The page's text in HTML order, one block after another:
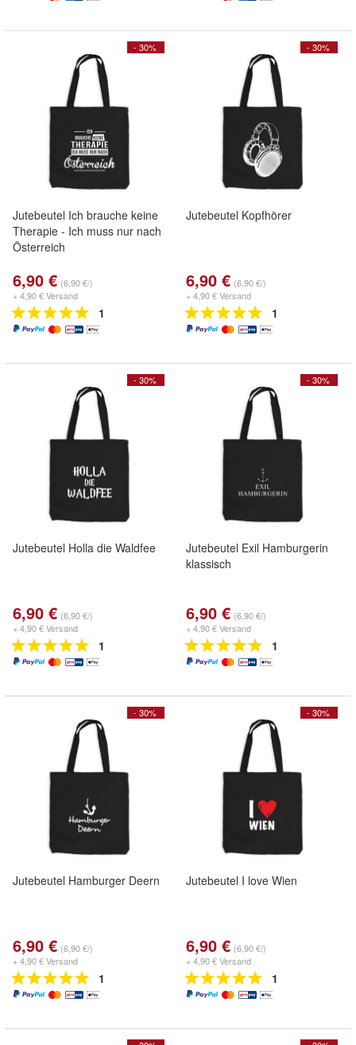
- 30%
Jutebeutel Ich brauche keine
Therapie - Ich muss nur nach
Österreich
6,90 € (6,90 €/)
+ 4,90 € Versand
1
- 30%
Jutebeutel Kopfhörer
6,90 € (6,90 €/)
+ 4,90 € Versand
1
- 30%
Jutebeutel Holla die Waldfee
6,90 € (6,90 €/)
+ 4,90 € Versand
1
- 30%
Jutebeutel Exil Hamburgerin
klassisch
6,90 € (6,90 €/)
+ 4,90 € Versand
1
- 30%
Jutebeutel Hamburger Deern
6,90 € (6,90 €/)
+ 4,90 € Versand
1
- 30%
Jutebeutel I love Wien
6,90 € (6,90 €/)
+ 4,90 € Versand
1